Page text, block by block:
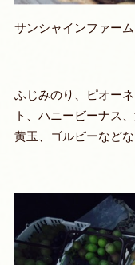
サンシャインファー
ふじみのり、ピオー
ト、ハニービーナス
黄玉、ゴルビーなどな